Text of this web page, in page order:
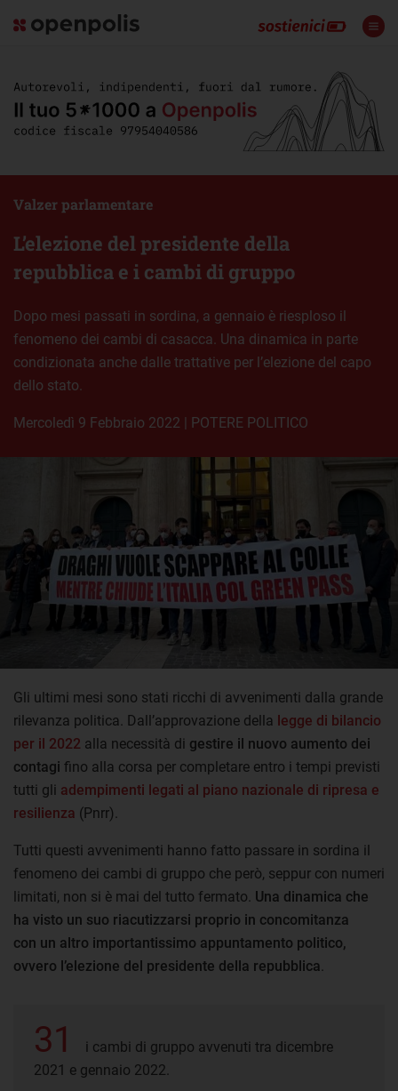
L’elezione del presidente della
repubblica e i cambi di gruppo
Valzer parlamentare
Dopo mesi passati in sordina, a gennaio è riesploso il
fenomeno dei cambi di casacca. Una dinamica in parte
condizionata anche dalle trattative per l’elezione del capo
dello stato.
mercoledì 9 Febbraio 2022 | POTERE POLITICO
Gli ultimi mesi sono stati ricchi di avvenimenti dalla grande
rilevanza politica. Dall’approvazione della legge di bilancio
per il 2022 alla necessità di gestire il nuovo aumento dei
contagi fino alla corsa per completare entro i tempi previsti
tutti gli adempimenti legati al piano nazionale di ripresa e
resilienza (Pnrr).
Tutti questi avvenimenti hanno fatto passare in sordina il
fenomeno dei cambi di gruppo che però, seppur con numeri
limitati, non si è mai del tutto fermato. Una dinamica che
ha visto un suo riacutizzarsi proprio in concomitanza
con un altro importantissimo appuntamento politico,
ovvero l’elezione del presidente della repubblica
31
i cambi di gruppo avvenuti tra dicembre
2021 e gennaio 2022.